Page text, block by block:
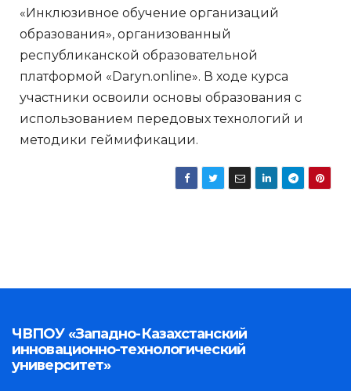
«Инклюзивное обучение организаций
образования», организованный
республиканской образовательной
платформой «Daryn.online». В ходе курса
участники освоили основы образования с
использованием передовых технологий и
методики геймификации.
ЧВПОУ «Западно-Казахстанский
инновационно-технологический
университет»